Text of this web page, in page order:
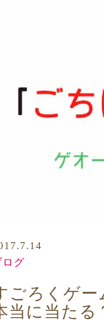
ログ
ごろくゲー
当に当たる